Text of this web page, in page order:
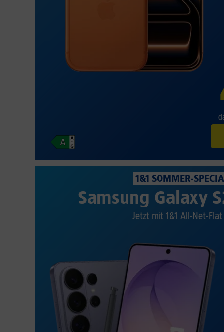
1&1 SOMMER-
Samsung Galaxy
Jetzt mit 1&1 All-Net-Flat